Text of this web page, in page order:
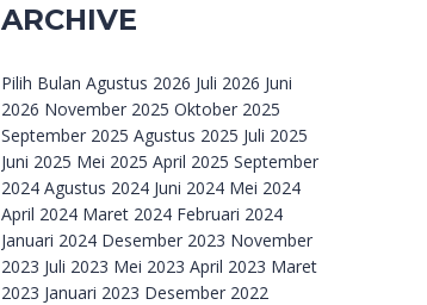
ARCHIVE
Archive
Pilih Bulan Agustus 2026 Juli 2026 Juni
2026 November 2025 Oktober 2025
September 2025 Agustus 2025 Juli 2025
Juni 2025 Mei 2025 April 2025 September
2024 Agustus 2024 Juni 2024 Mei 2024
April 2024 Maret 2024 Februari 2024
Januari 2024 Desember 2023 November
2023 Juli 2023 Mei 2023 April 2023 Maret
2023 Januari 2023 Desember 2022